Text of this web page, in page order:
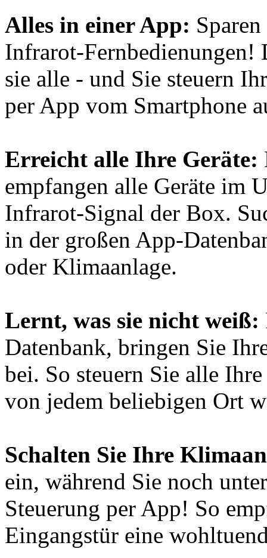
Alles in einer App:
Infrarot-Fernbedienungen!
sie alle - und Sie steuern
per App vom Smartphone
Erreicht alle Ihre Geräte:
empfangen alle Geräte im
Infrarot-Signal der Box.
in der großen App-
oder Klimaanlage.
Lernt, was sie nicht weiß:
Datenbank, bringen Sie
bei. So steuern Sie alle
von jedem beliebigen Ort
Schalten Sie Ihre
ein, während Sie noch
Steuerung per App! So
Eingangstür eine